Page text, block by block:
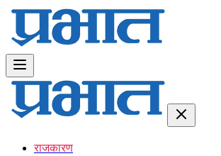
राजकारण